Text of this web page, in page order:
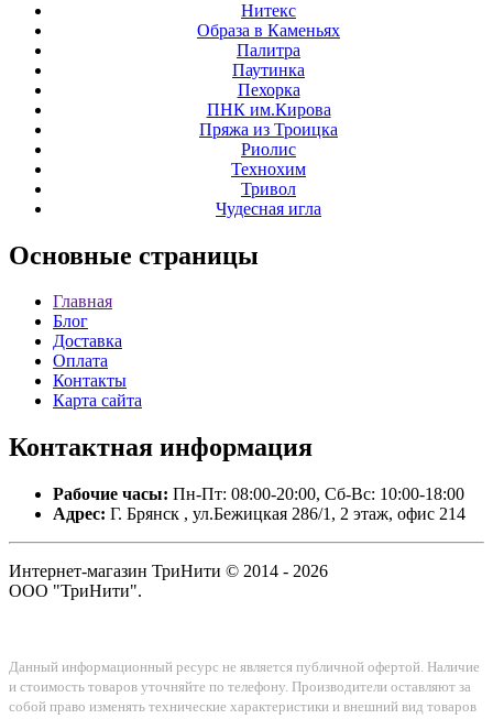
Нитекс
Образа в Каменьях
Палитра
Паутинка
Пехорка
ПНК им.Кирова
Пряжа из Троицка
Риолис
Технохим
Тривол
Чудесная игла
Основные страницы
Главная
Блог
Доставка
Оплата
Контакты
Карта сайта
Контактная информация
Рабочие часы: Пн-Пт: 08:00-20:00, Сб-Вс: 10:00-18:00
Адрес: Г. Брянск , ул.Бежицкая 286/1, 2 этаж, офис 214
Интернет-магазин ТриНити © 2014 - 2026
ООО "ТриНити".
Данный информационный ресурс не является публичной офертой. Наличие
и стоимость товаров уточняйте по телефону. Производители оставляют за
собой право изменять технические характеристики и внешний вид товаров